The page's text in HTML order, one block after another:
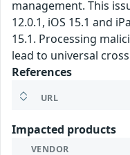
management. This
12.0.1, iOS 15.1 and
15.1. Processing
lead to universal
References
URL
Impacted products
VENDOR